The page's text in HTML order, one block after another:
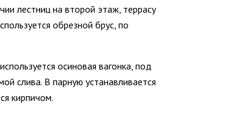
лестниц на второй этаж, террасу
обрезной брус, по
осиновая вагонка, под
слива. В парную устанавливается
кирпичом.